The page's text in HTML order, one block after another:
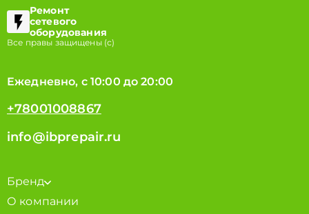
Ремонт
сетевого
оборудования
Все правы защищены (с)
Ежедневно, с 10:00 до 20:00
+78001008867
info@ibprepair.ru
Бренд
О компании